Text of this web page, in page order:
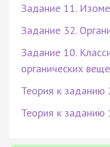
Задание 11.
Задание 32.
Задание 10.
органических
Теория к заданию
Теория к заданию